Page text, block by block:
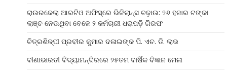
ରାଉରକେଲା ଆରଟିଓ ଅଫିସ୍‌ରେ ଭିଜିଲାନ୍ସ ଚଢ଼ାଉ: ୨୬ ହଜାର ଟଙ୍କା
ଲାଞ୍ଚ ନେଉଥିବା ବେଳେ ୨ କର୍ମଚାରୀ ଧରାପଡ଼ି ଗିରଫ
ଚିତ୍ରଶିଳ୍ପୀ ପ୍ରବୀର କୁମାର ଦଳାଇଙ୍କ ପି. ଏଚ. ଡି. ଲାଭ
ବୀଣାଭାରତୀ ବିଦ୍ୟାମନ୍ଦିରରେ ୨୫ତମ ବାର୍ଷିକ ବିଜ୍ଞାନ ମେଳା